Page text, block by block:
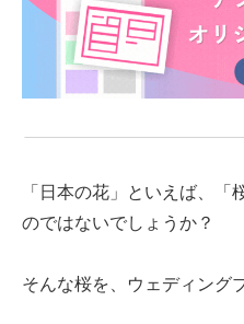
「日本の花」といえば、
のではないでしょうか？
そんな桜を、ウェディング